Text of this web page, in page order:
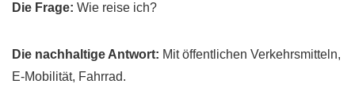
Die Frage: Wie reise ich?
Die nachhaltige Antwort: Mit öffentlichen Verkehrsmitteln,
E-Mobilität, Fahrrad.